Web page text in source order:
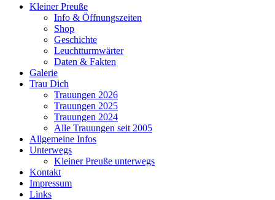
Kleiner Preuße
Info & Öffnungszeiten
Shop
Geschichte
Leuchtturmwärter
Daten & Fakten
Galerie
Trau Dich
Trauungen 2026
Trauungen 2025
Trauungen 2024
Alle Trauungen seit 2005
Allgemeine Infos
Unterwegs
Kleiner Preuße unterwegs
Kontakt
Impressum
Links